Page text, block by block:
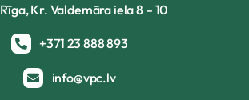
Rīga, Kr. Valdemāra iela 8 – 10
+371 23 888 893
info@vpc.lv